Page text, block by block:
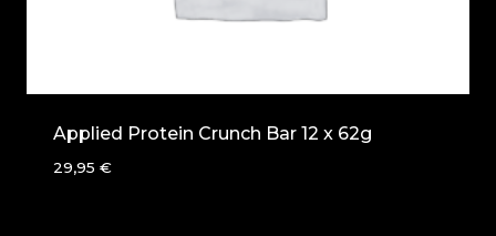
Applied Protein Crunch Bar 12 x 62g
29,95 €